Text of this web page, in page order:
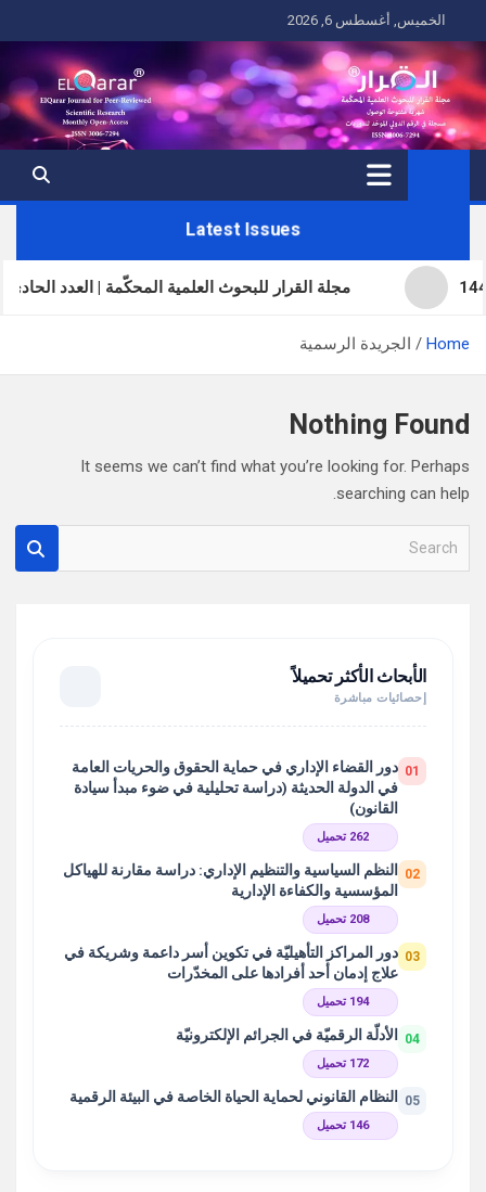
to
content
الخميس, أغسطس 6, 2026
Latest Issues
مجلة القرار للبحوث العلمية المحكّمة | العدد الحادي والثلاثون |
Home الجريدة الرسمية
Nothing Found
It seems we can’t find what you’re looking for. Perhaps
searching can help.
الأبحاث الأكثر تحميلاً
إحصائيات مباشرة
01 دور القضاء الإداري في حماية الحقوق والحريات العامة
في الدولة الحديثة (دراسة تحليلية في ضوء مبدأ سيادة
القانون)
262 تحميل
02
النظم السياسية والتنظيم الإداري: دراسة مقارنة للهياكل
المؤسسية والكفاءة الإدارية
208 تحميل
03 دور المراكز التأهيليّة في تكوين أسر داعمة وشريكة في
علاج إدمان أحد أفرادها على المخدّرات
194 تحميل
04 الأدلّة الرقميّة في الجرائم الإلكترونيّة
172 تحميل
05 النظام القانوني لحماية الحياة الخاصة في البيئة الرقمية
146 تحميل